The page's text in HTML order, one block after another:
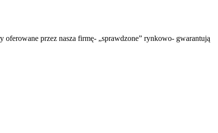
przez nasza firmę- „sprawdzone” rynkowo- gwarantują